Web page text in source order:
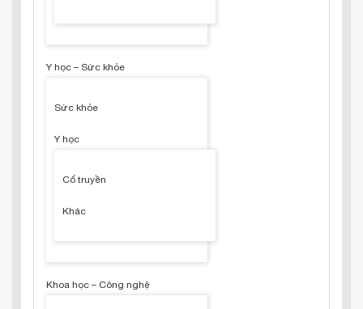
Y học – Sức khỏe
Sức khỏe
Y học
Cổ truyền
Khác
Khoa học – Công nghệ